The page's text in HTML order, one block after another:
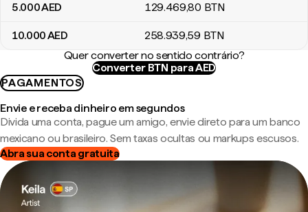
5.000AED 129.469,80 BTN
10.000AED 258.939,59 BTN
Quer converter no sentido contrário?
Converter BTN para AED
PAGAMENTOS
Envie e receba dinheiro em segundos
Divida uma conta, pague um amigo, envie direto para um banco
mexicano ou brasileiro. Sem taxas ocultas ou markups escusos.
Abra sua conta gratuita